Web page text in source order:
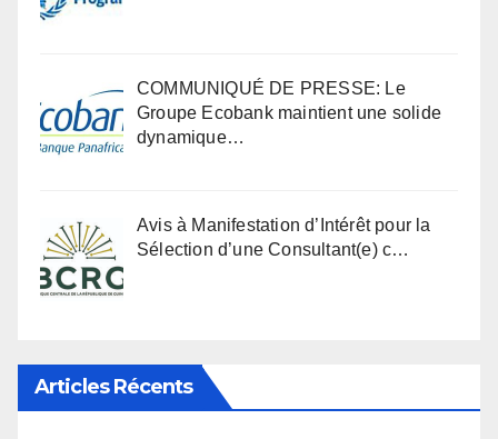
COMMUNIQUÉ DE PRESSE: Le
Groupe Ecobank maintient une solide
dynamique…
Avis à Manifestation d’Intérêt pour la
Sélection d’une Consultant(e) c…
Articles Récents